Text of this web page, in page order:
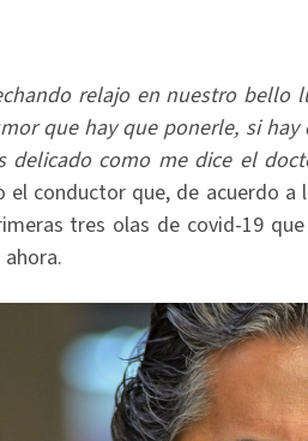
relajo en nuestro bello
que hay que ponerle, si
delicado como me dice el
el conductor que, de acuerdo a
tres olas de covid-19